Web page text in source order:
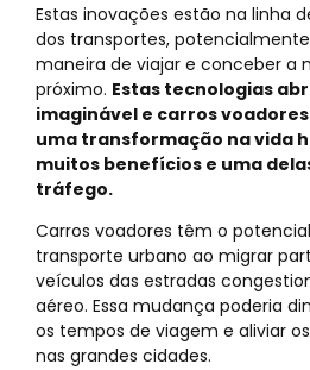
Estas inovações estão na linha
dos transportes,
maneira de viajar e conceber a
próximo. Estas tecnologias
imaginável e carros
uma transformação na vida
muitos benefícios e uma
tráfego.
Carros voadores têm o
transporte urbano ao migrar
veículos das estradas
aéreo. Essa mudança poderia
os tempos de viagem e aliviar
nas grandes cidades.